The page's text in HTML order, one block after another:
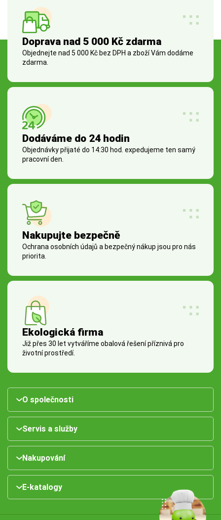
Doprava nad 5 000 Kč zdarma
Objednejte nad 5 000 Kč bez DPH a zboží Vám dodáme
zdarma.
Dodáváme do 24 hodin
Objednávky přijaté do 14:30 hod. expedujeme ten samý
pracovní den.
Nakupujte bezpečně
Ochrana osobních údajů a bezpečný nákup jsou pro nás
priorita.
Ekologická firma
Již přes 30 let vytváříme obalová řešení příznivá pro
životní prostředí.
O společnosti
Servis a služby
Nakupování
E-katalogy